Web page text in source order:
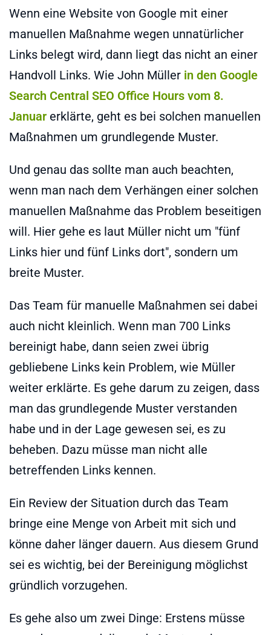
Wenn eine Website von Google mit einer
manuellen Maßnahme wegen unnatürlicher
Links belegt wird, dann liegt das nicht an einer
Handvoll Links. Wie John Müller in den Google
Search Central SEO Office Hours vom 8.
Januar erklärte, geht es bei solchen manuellen
Maßnahmen um grundlegende Muster.
Und genau das sollte man auch beachten,
wenn man nach dem Verhängen einer solchen
manuellen Maßnahme das Problem beseitigen
will. Hier gehe es laut Müller nicht um "fünf
Links hier und fünf Links dort", sondern um
breite Muster.
Das Team für manuelle Maßnahmen sei dabei
auch nicht kleinlich. Wenn man 700 Links
bereinigt habe, dann seien zwei übrig
gebliebene Links kein Problem, wie Müller
weiter erklärte. Es gehe darum zu zeigen, dass
man das grundlegende Muster verstanden
habe und in der Lage gewesen sei, es zu
beheben. Dazu müsse man nicht alle
betreffenden Links kennen.
Ein Review der Situation durch das Team
bringe eine Menge von Arbeit mit sich und
könne daher länger dauern. Aus diesem Grund
sei es wichtig, bei der Bereinigung möglichst
gründlich vorzugehen.
Es gehe also um zwei Dinge: Erstens müsse